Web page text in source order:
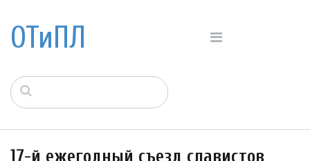
ОТиПЛ
17-й ежегодный съезд славистов